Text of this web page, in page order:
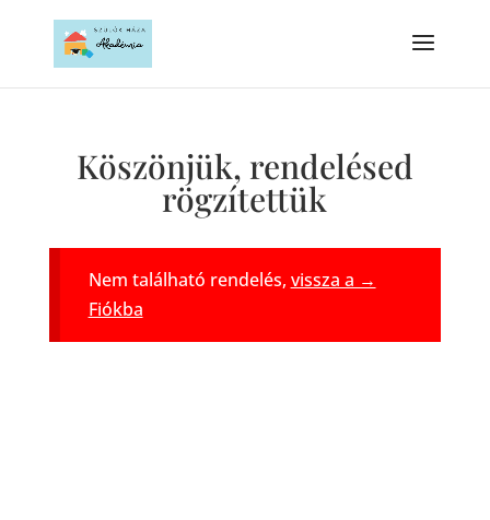
Köszönjük, rendelésed
rögzítettük
Nem található rendelés, vissza a →
Fiókba